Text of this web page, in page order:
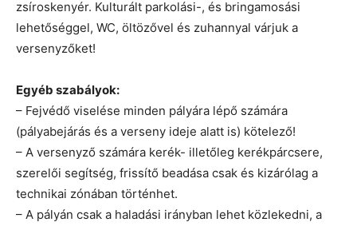
zsíroskenyér. Kulturált parkolási-, és bringamosási
lehetőséggel, WC, öltözővel és zuhannyal várjuk a
versenyzőket!
Egyéb szabályok:
– Fejvédő viselése minden pályára lépő számára
(pályabejárás és a verseny ideje alatt is) kötelező!
– A versenyző számára kerék- illetőleg kerékpárcsere,
szerelői segítség, frissítő beadása csak és kizárólag a
technikai zónában történhet.
– A pályán csak a haladási irányban lehet közlekedni, a